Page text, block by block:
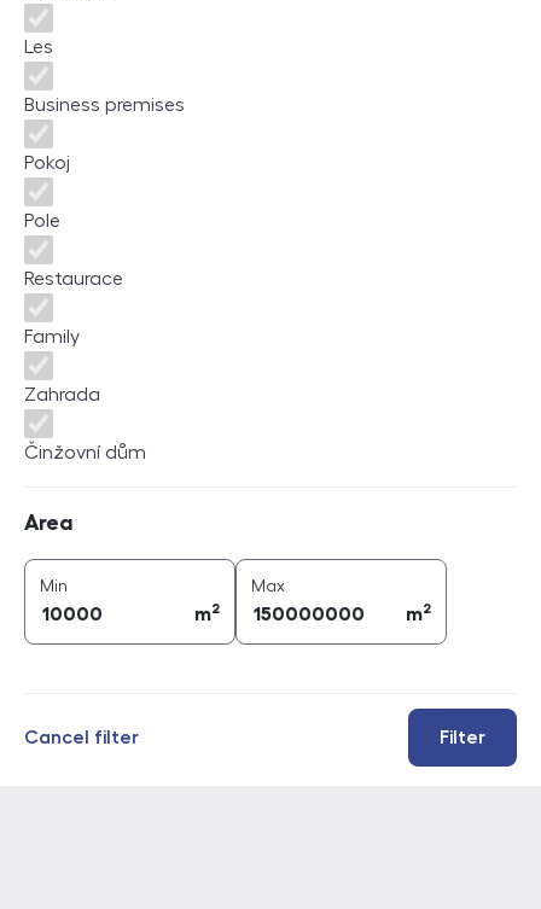
Les
Business premises
Pokoj
Pole
Restaurace
Family
Zahrada
Činžovní dům
Area
Min
m2
Maxarea (
m2
Filter
Cancel filter